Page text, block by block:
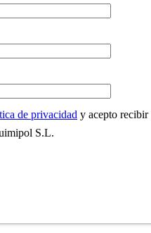
de privacidad y acepto recibir
S.L.